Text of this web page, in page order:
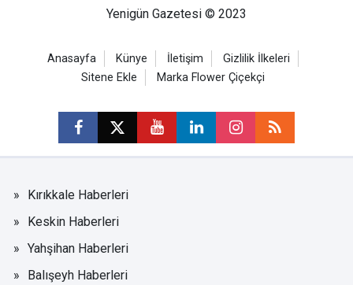
Yenigün Gazetesi © 2023
Anasayfa Künye İletişim
Gizlilik İlkeleri
Sitene Ekle
Marka Flower Çiçekçi
Kırıkkale Haberleri
Keskin Haberleri
Yahşihan Haberleri
Balışeyh Haberleri